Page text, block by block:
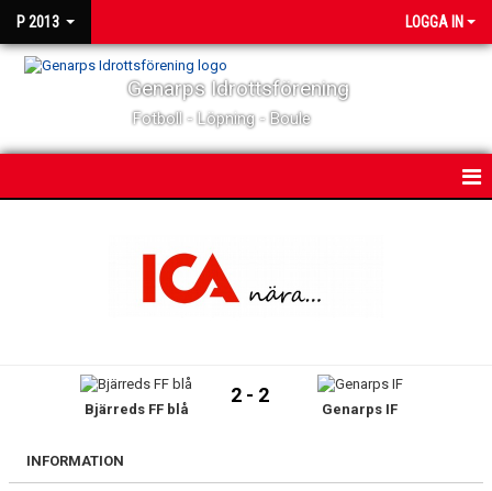
P 2013 LOGGA IN
Genarps Idrottsförening
Fotboll - Löpning - Boule
BILDGALLERI
Bjärreds FF blå
2 - 2
Genarps IF
INFORMATION